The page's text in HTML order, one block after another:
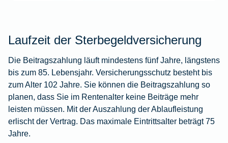
Laufzeit der Sterbegeldversicherung
Die Beitragszahlung läuft mindestens fünf Jahre, längstens
bis zum 85. Lebensjahr. Versicherungsschutz besteht bis
zum Alter 102 Jahre. Sie können die Beitragszahlung so
planen, dass Sie im Rentenalter keine Beiträge mehr
leisten müssen. Mit der Auszahlung der Ablaufleistung
erlischt der Vertrag. Das maximale Eintrittsalter beträgt 75
Jahre.